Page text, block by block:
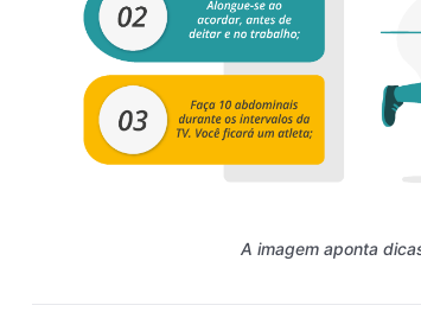
A imagem aponta